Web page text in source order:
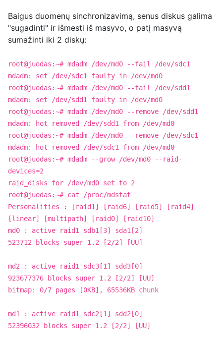
Baigus duomenų sinchronizavimą, senus diskus galima
"sugadinti" ir išmesti iš masyvo, o patį masyvą
sumažinti iki 2 diskų:
root@juodas:~# mdadm /dev/md0 --fail /dev/sdc1
mdadm: set /dev/sdc1 faulty in /dev/md0
root@juodas:~# mdadm /dev/md0 --fail /dev/sdd1
mdadm: set /dev/sdd1 faulty in /dev/md0
root@juodas:~# mdadm /dev/md0 --remove /dev/sdd1
mdadm: hot removed /dev/sdd1 from /dev/md0
root@juodas:~# mdadm /dev/md0 --remove /dev/sdc1
mdadm: hot removed /dev/sdc1 from /dev/md0
root@juodas:~# mdadm --grow /dev/md0 --raid-
devices=2
raid_disks for /dev/md0 set to 2
root@juodas:~# cat /proc/mdstat
Personalities : [raid1] [raid6] [raid5] [raid4]
[linear] [multipath] [raid0] [raid10]
md0 : active raid1 sdb1[3] sda1[2]
523712 blocks super 1.2 [2/2] [UU]
md2 : active raid1 sdc3[1] sdd3[0]
923677376 blocks super 1.2 [2/2] [UU]
bitmap: 0/7 pages [0KB], 65536KB chunk
md1 : active raid1 sdc2[1] sdd2[0]
52396032 blocks super 1.2 [2/2] [UU]